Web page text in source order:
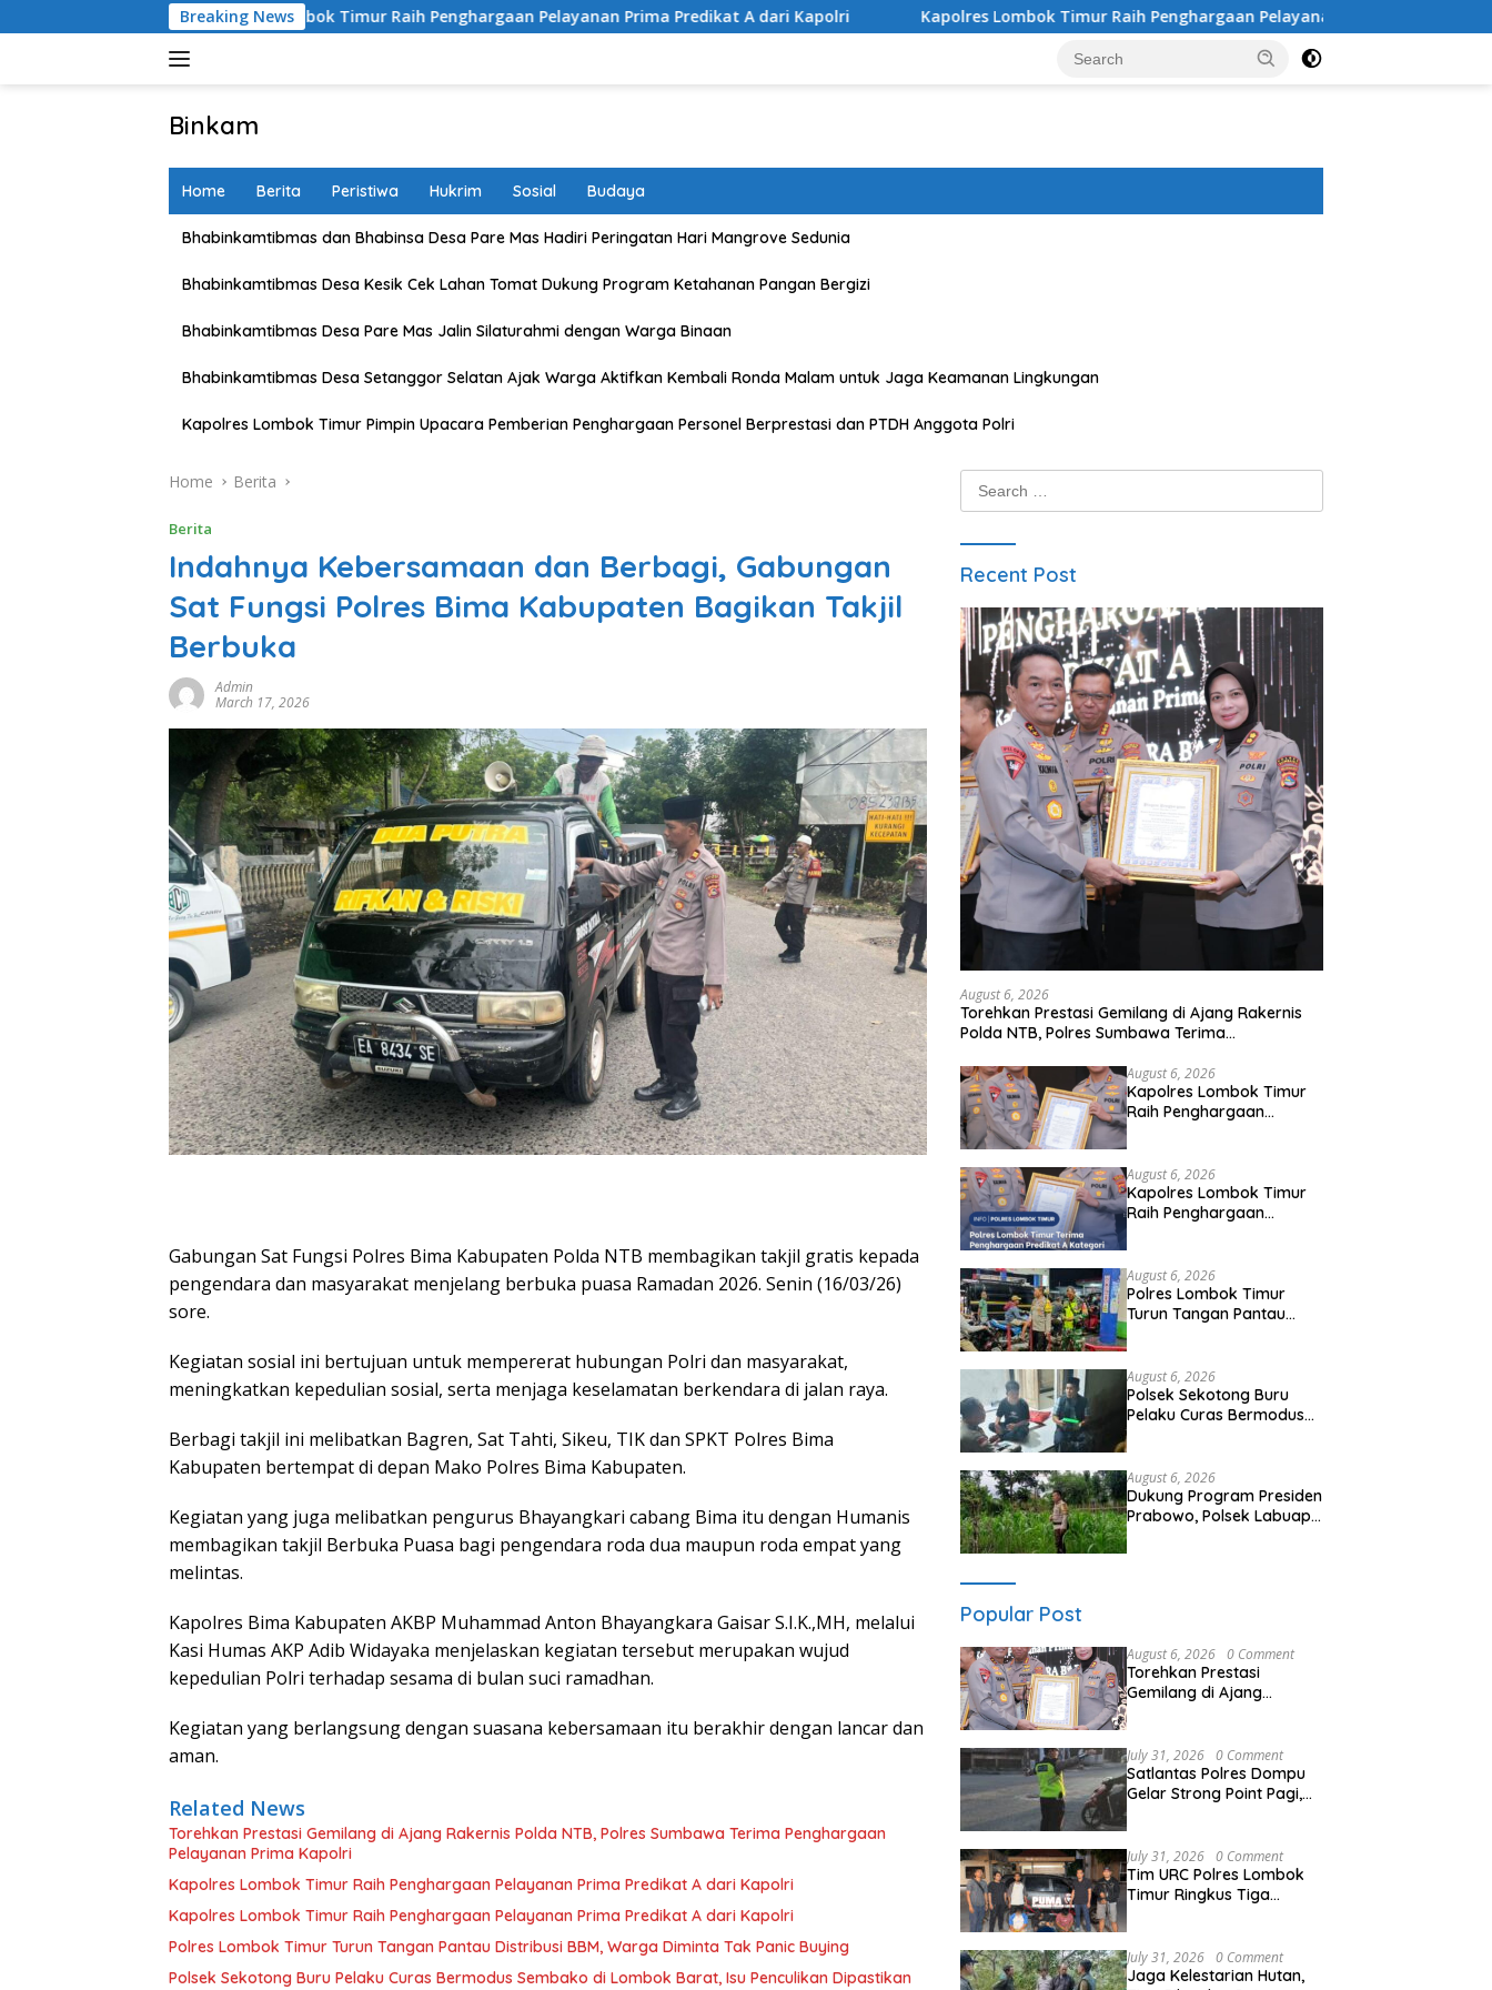
to
Breaking News
Kapolres Lombok Timur Raih Penghargaan Pelayanan Prima Predikat A dari Kapolri Kapolres Lombok Timur Raih Penghargaan Pelayanan Prima Predikat A dari Kapolri
Binkam
Home Berita Peristiwa Hukrim Sosial Budaya
Bhabinkamtibmas dan Bhabinsa Desa Pare Mas Hadiri Peringatan Hari Mangrove Sedunia
Bhabinkamtibmas Desa Kesik Cek Lahan Tomat Dukung Program Ketahanan Pangan Bergizi
Bhabinkamtibmas Desa Pare Mas Jalin Silaturahmi dengan Warga Binaan
Bhabinkamtibmas Desa Setanggor Selatan Ajak Warga Aktifkan Kembali Ronda Malam untuk Jaga Keamanan Lingkungan
Kapolres Lombok Timur Pimpin Upacara Pemberian Penghargaan Personel Berprestasi dan PTDH Anggota Polri
Home Berita
Berita
Indahnya Kebersamaan dan Berbagi, Gabungan
Sat Fungsi Polres Bima Kabupaten Bagikan Takjil
Berbuka
Admin
March 17, 2026
Gabungan Sat Fungsi Polres Bima Kabupaten Polda NTB membagikan takjil gratis kepada
pengendara dan masyarakat menjelang berbuka puasa Ramadan 2026. Senin (16/03/26)
sore.
Kegiatan sosial ini bertujuan untuk mempererat hubungan Polri dan masyarakat,
meningkatkan kepedulian sosial, serta menjaga keselamatan berkendara di jalan raya.
Berbagi takjil ini melibatkan Bagren, Sat Tahti, Sikeu, TIK dan SPKT Polres Bima
Kabupaten bertempat di depan Mako Polres Bima Kabupaten.
Kegiatan yang juga melibatkan pengurus Bhayangkari cabang Bima itu dengan Humanis
membagikan takjil Berbuka Puasa bagi pengendara roda dua maupun roda empat yang
melintas.
Kapolres Bima Kabupaten AKBP Muhammad Anton Bhayangkara Gaisar S.I.K.,MH, melalui
Kasi Humas AKP Adib Widayaka menjelaskan kegiatan tersebut merupakan wujud
kepedulian Polri terhadap sesama di bulan suci ramadhan.
Kegiatan yang berlangsung dengan suasana kebersamaan itu berakhir dengan lancar dan
aman.
Related News
Torehkan Prestasi Gemilang di Ajang Rakernis Polda NTB, Polres Sumbawa Terima Penghargaan
Pelayanan Prima Kapolri
Kapolres Lombok Timur Raih Penghargaan Pelayanan Prima Predikat A dari Kapolri
Kapolres Lombok Timur Raih Penghargaan Pelayanan Prima Predikat A dari Kapolri
Polres Lombok Timur Turun Tangan Pantau Distribusi BBM, Warga Diminta Tak Panic Buying
Polsek Sekotong Buru Pelaku Curas Bermodus Sembako di Lombok Barat, Isu Penculikan Dipastikan
Search
for:
Recent Post
August 6, 2026
Torehkan Prestasi Gemilang di Ajang Rakernis
Polda NTB, Polres Sumbawa Terima
August 6, 2026
Kapolres Lombok Timur
Raih Penghargaan
August 6, 2026
Kapolres Lombok Timur
Raih Penghargaan
August 6, 2026
Polres Lombok Timur
Turun Tangan Pantau
August 6, 2026
Polsek Sekotong Buru
Pelaku Curas Bermodus
Dipastikan Hoaks
August 6, 2026
Dukung Program Presiden
Prabowo, Polsek Labuapi
Popular Post
August 6, 2026 0 Comment
Torehkan Prestasi
Gemilang di Ajang
Penghargaan Pelayanan
Prima Kapolri
July 31, 2026 0 Comment
Satlantas Polres Dompu
Gelar Strong Point Pagi,
July 31, 2026 0 Comment
Tim URC Polres Lombok
Timur Ringkus Tiga
Pencurian Motor di Sikur
July 31, 2026 0 Comment
Jaga Kelestarian Hutan,